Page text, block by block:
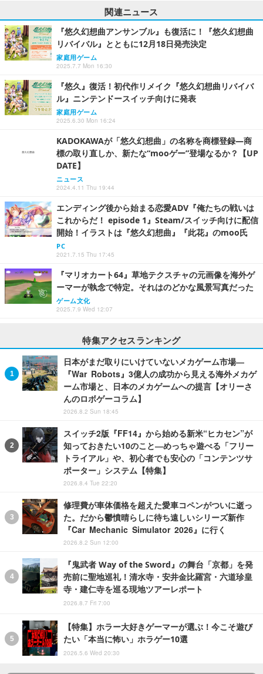
関連ニュース
『悠久幻想曲アンサンブル』も復活に！『悠久幻想曲
リバイバル』とともに12月18日発売決定
家庭用ゲーム
2025.7.7 Mon 16:30
『悠久』復活！初代作リメイク『悠久幻想曲リバイバ
ル』ニンテンドースイッチ向けに発表
家庭用ゲーム
2025.6.30 Mon 16:24
KADOKAWAが「悠久幻想曲」の名称を商標登録―商
標の取り直しか、新たな“mooゲー”登場なるか？【UP
DATE】
ニュース
2024.4.11 Thu 19:44
エンディング後から始まる恋愛ADV『俺たちの戦いは
これからだ！ episode 1』Steam/スイッチ向けに配信
開始！イラストは『悠久幻想曲』『此花』のmoo氏
PC
2021.7.15 Thu 17:45
『マリオカート64』草地テクスチャの元画像を海外ゲ
ーマーが執念で特定。それはのどかな風景写真だった
ゲーム文化
2025.7.9 Wed 12:07
特集アクセスランキング
日本がまだ取りにいけていないメカゲーム市場―
『War Robots』3億人の成功から見える海外メカゲ
ーム市場と、日本のメカゲームへの提言【オリーさ
んのロボゲーコラム】
2026.8.2 Sun 18:45
スイッチ2版『FF14』から始める新米“ヒカセン”が
知っておきたい10のこと―めっちゃ遊べる「フリー
トライアル」や、初心者でも安心の「コンテンツサ
ポーター」システム【特集】
2026.8.4 Tue 22:20
修理費が車体価格を超えた愛車コペンがついに逝っ
た。だから鬱憤晴らしに待ち遠しいシリーズ新作
『Car Mechanic Simulator 2026』に行く
2026.8.2 Sun 12:00
『鬼武者 Way of the Sword』の舞台「京都」を発
売前に聖地巡礼！清水寺・安井金比羅宮・六道珍皇
寺・建仁寺を巡る現地ツアーレポート
2026.8.7 Fri 7:00
【特集】ホラー大好きゲーマーが選ぶ！今こそ遊び
たい「本当に怖い」ホラゲー10選
2026.5.6 Wed 20:30